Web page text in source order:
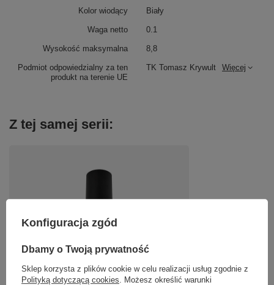
Podmiot odpowiedzialny za ten
produkt na terenie UE
TK Tomasz Krywult Więcej
Kolor wiodący Biały
Waga netto 0.1
Wysokość maksymalna 8,8
Z tej samej serii:
Czarna tuba natynkowa IP44 LIGNO BLACK
1xGU10 Tk Lighting 10933
89,00 zł / szt.
Konfiguracja zgód
Dbamy o Twoją prywatność
Sklep korzysta z plików cookie w celu realizacji usług zgodnie z
Polityką dotyczącą cookies . Możesz określić warunki